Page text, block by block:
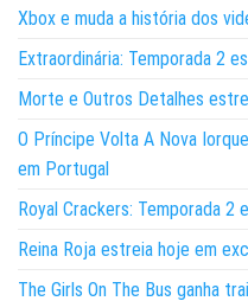
Xbox e muda a história dos
Extraordinária: Temporada 2
Morte e Outros Detalhes
O Príncipe Volta A Nova
em Portugal
Royal Crackers: Temporada 2
Reina Roja estreia hoje em
The Girls On The Bus ganha